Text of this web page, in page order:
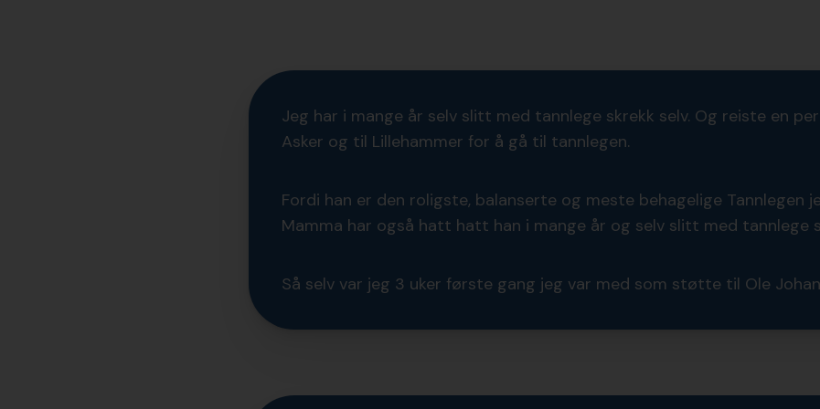
Jeg har i mange år selv slitt med tannlege skrekk selv. Og reiste en
Asker og til Lillehammer for å gå til tannlegen.
Fordi han er den roligste, balanserte og meste behagelige Tannlegen
Mamma har også hatt hatt han i mange år og selv slitt med tannlege
Så selv var jeg 3 uker første gang jeg var med som støtte til Ole